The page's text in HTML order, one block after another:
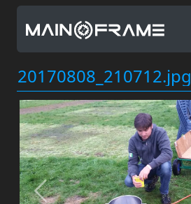
20170808_210712.jpg